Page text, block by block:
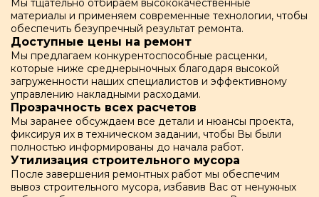
Мы тщательно отбираем высококачественные
материалы и применяем современные технологии, чтобы
обеспечить безупречный результат ремонта.
Доступные цены на ремонт
Мы предлагаем конкурентоспособные расценки,
которые ниже среднерыночных благодаря высокой
загруженности наших специалистов и эффективному
управлению накладными расходами.
Прозрачность всех расчетов
Мы заранее обсуждаем все детали и нюансы проекта,
фиксируя их в техническом задании, чтобы Вы были
полностью информированы до начала работ.
Утилизация строительного мусора
После завершения ремонтных работ мы обеспечим
вывоз строительного мусора, избавив Вас от ненужных